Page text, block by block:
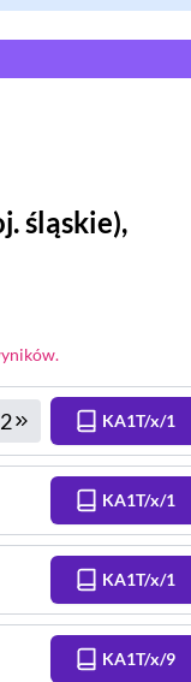
śląskie),
2 KA1T/x/1
KA1T/x/1
KA1T/x/1
KA1T/x/9